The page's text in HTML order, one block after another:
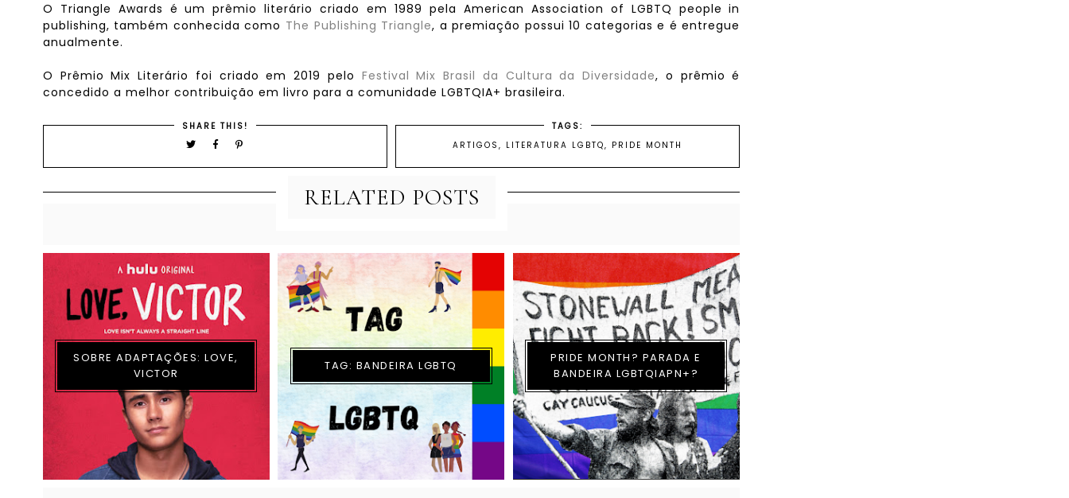
O Triangle Awards é um prêmio literário criado em 1989 pela American Association of LGBTQ people in
publishing, também conhecida como The Publishing Triangle, a premiação possui 10 categorias e é entregue
anualmente.
O Prêmio Mix Literário foi criado em 2019 pelo Festival Mix Brasil da Cultura da Diversidade, o prêmio é
concedido a melhor contribuição em livro para a comunidade LGBTQIA+ brasileira.
SHARE THIS!
TAGS:
ARTIGOS , LITERATURA LGBTQ, PRIDE MONTH
RELATED POSTS
SOBRE ADAPTAÇÕES: LOVE,
VICTOR
TAG: BANDEIRA LGBTQ
PRIDE MONTH? PARADA E
BANDEIRA LGBTQIAPN+?